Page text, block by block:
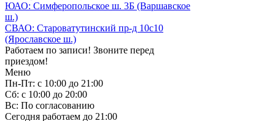
ЮАО: Симферопольское ш. 3Б (Варшавское
ш.)
СВАО: Староватутинский пр-д 10с10
(Ярославское ш.)
Работаем по записи! Звоните перед
приездом!
Меню
Пн-Пт: с 10:00 до 21:00
Сб: с 10:00 до 20:00
Вс: По согласованию
Сегодня работаем до 21:00